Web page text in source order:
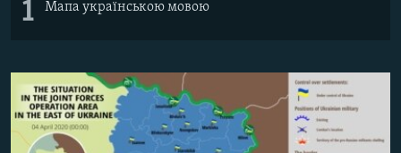
Усі сайти RFE/RL
1 Мапа українською мовою